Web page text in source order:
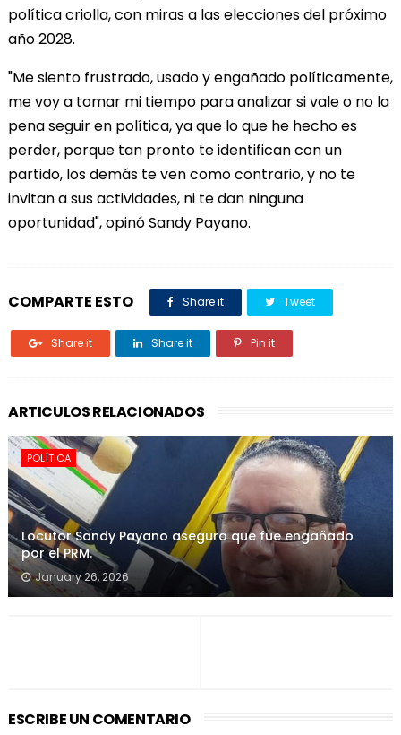
política criolla, con miras a las elecciones del próximo
año 2028.
"Me siento frustrado, usado y engañado políticamente,
me voy a tomar mi tiempo para analizar si vale o no la
pena seguir en política, ya que lo que he hecho es
perder, porque tan pronto te identifican con un
partido, los demás te ven como contrario, y no te
invitan a sus actividades, ni te dan ninguna
oportunidad", opinó Sandy Payano.
COMPARTE ESTO Share it Tweet
Share it Share it Pin it
ARTICULOS RELACIONADOS
POLÍTICA
Locutor Sandy Payano asegura que fue engañado
por el PRM.
January 26, 2026
ESCRIBE UN COMENTARIO